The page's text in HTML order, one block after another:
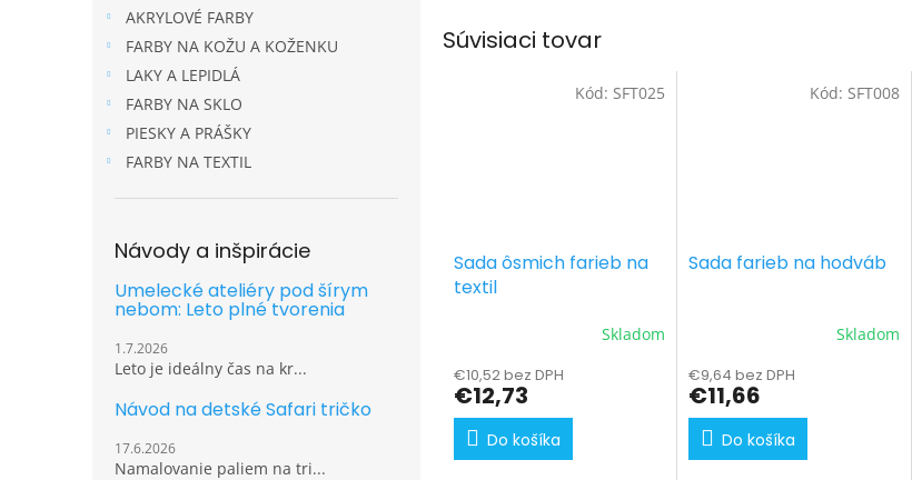
AKRYLOVÉ FARBY
FARBY NA KOŽU A KOŽENKU
LAKY A LEPIDLÁ
FARBY NA SKLO
PIESKY A PRÁŠKY
FARBY NA TEXTIL
Návody a inšpirácie
Umelecké ateliéry pod šírym
nebom: Leto plné tvorenia
1.7.2026
Leto je ideálny čas na kr...
Návod na detské Safari tričko
17.6.2026
Namalovanie paliem na tri...
Súvisiaci tovar
Sada ôsmich farieb na
textil
Skladom
€10,52 bez DPH
€12,73
Do košíka
Kód: SFT025
Sada farieb na hodváb
Skladom
€9,64 bez DPH
€11,66
Do košíka
Kód: SFT008